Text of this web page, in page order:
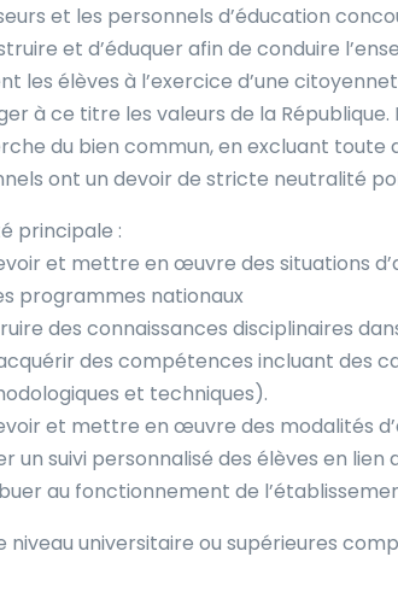
et les personnels d’éducation
et d’éduquer afin de conduire
les élèves à l’exercice d’une
à ce titre les valeurs de la
du bien commun, en excluant toute
ont un devoir de stricte neutralité
principale :
et mettre en œuvre des situations
programmes nationaux
des connaissances disciplinaires
des compétences incluant des
et techniques).
et mettre en œuvre des modalités
suivi personnalisé des élèves en lien
au fonctionnement de
niveau universitaire ou supérieures